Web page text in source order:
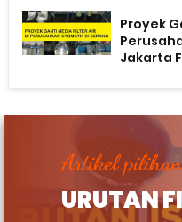
Proyek
Jakarta
Artikel pilihan
URUTAN